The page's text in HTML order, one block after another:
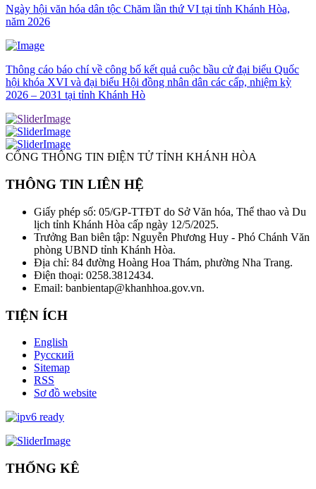
Ngày hội văn hóa dân tộc Chăm lần thứ VI tại tỉnh Khánh Hòa,
năm 2026
Thông cáo báo chí về công bố kết quả cuộc bầu cử đại biểu Quốc
hội khóa XVI và đại biểu Hội đồng nhân dân các cấp, nhiệm kỳ
2026 – 2031 tại tỉnh Khánh Hò
CỔNG THÔNG TIN ĐIỆN TỬ TỈNH KHÁNH HÒA
THÔNG TIN LIÊN HỆ
Giấy phép số: 05/GP-TTĐT do Sở Văn hóa, Thể thao và Du
lịch tỉnh Khánh Hòa cấp ngày 12/5/2025.
Trưởng Ban biên tập: Nguyễn Phương Huy - Phó Chánh Văn
phòng UBND tỉnh Khánh Hòa.
Địa chỉ: 84 đường Hoàng Hoa Thám, phường Nha Trang.
Điện thoại: 0258.3812434.
Email: banbientap@khanhhoa.gov.vn.
TIỆN ÍCH
English
Русский
Sitemap
RSS
Sơ đồ website
THỐNG KÊ